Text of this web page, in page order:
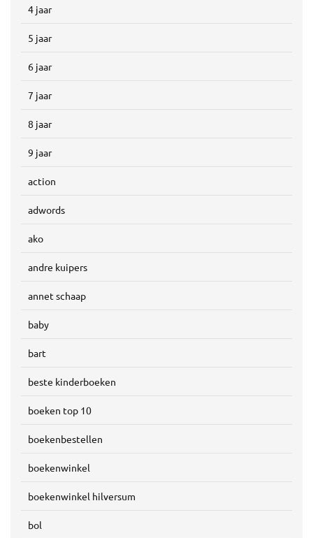
4 jaar
5 jaar
6 jaar
7 jaar
8 jaar
9 jaar
action
adwords
ako
andre kuipers
annet schaap
baby
bart
beste kinderboeken
boeken top 10
boekenbestellen
boekenwinkel
boekenwinkel hilversum
bol